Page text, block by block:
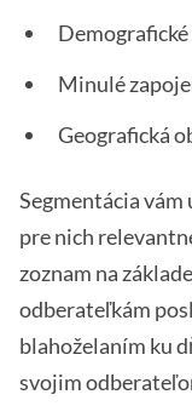
Minulé
Geografická
Segmentácia
pre nich
zoznam na
odberateľkám
blahoželaním ku
svojim